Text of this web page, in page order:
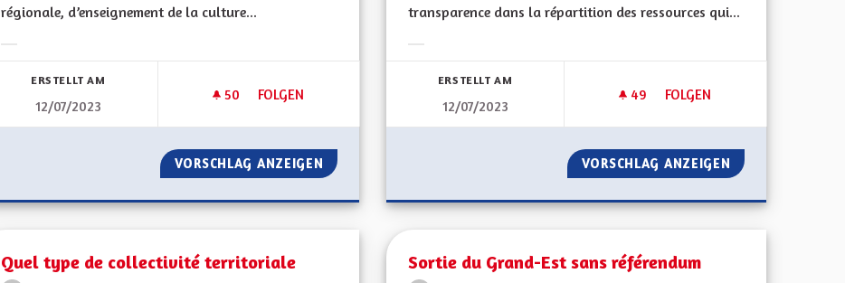
régionale, d’enseignement de la culture...
ERSTELLT AM
12/07/2023
50 50 FOLLOWER
FOLGEN
COMPÉTENCES DE LA NOUVELLE COLLECTIVITÉ À STATUT PARTICULIER
VORSCHLAG ANZEIGEN COMPÉTENCES DE LA NOUVELLE COLLECTIVITÉ À STATUT PARTICULIER
transparence dans la répartition des ressources qui...
ERSTELLT AM
12/07/2023
49 49 FOLLOWER
FOLGEN
EGALITÉ ENTRE LES
VORSCHLAG ANZEIGEN EGALITÉ ENTRE
Quel type de collectivité territoriale Sortie du Grand-Est sans référendum